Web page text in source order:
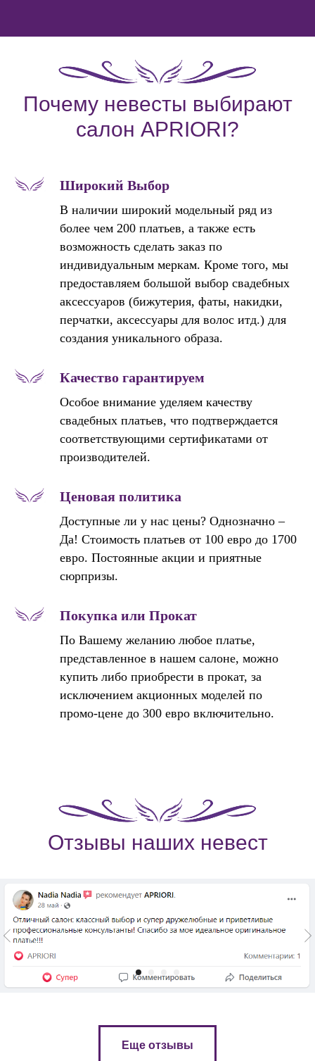
Почему невесты выбирают
салон APRIORI?
Широкий Выбор
В наличии широкий модельный ряд из
более чем 200 платьев, а также есть
возможность сделать заказ по
индивидуальным меркам. Кроме того, мы
предоставляем большой выбор свадебных
аксессуаров (бижутерия, фаты, накидки,
перчатки, аксессуары для волос итд.) для
создания уникального образа.
Качество гарантируем
Особое внимание уделяем качеству
свадебных платьев, что подтверждается
соответствующими сертификатами от
производителей.
Ценовая политика
Доступные ли у нас цены? Однозначно –
Да! Стоимость платьев от 100 евро до 1700
евро. Постоянные акции и приятные
сюрпризы.
Покупка или Прокат
По Вашему желанию любое платье,
представленное в нашем салоне, можно
купить либо приобрести в прокат, за
исключением акционных моделей по
промо-цене до 300 евро включительно.
Отзывы наших невест
Еще отзывы